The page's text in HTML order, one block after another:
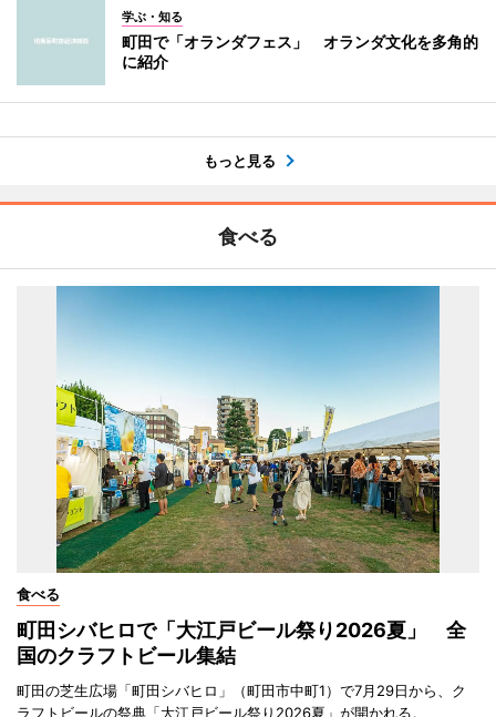
学ぶ・知る
町田で「オランダフェス」 オランダ文化を多角的
に紹介
もっと見る
食べる
食べる
町田シバヒロで「大江戸ビール祭り2026夏」 全
国のクラフトビール集結
町田の芝生広場「町田シバヒロ」（町田市中町1）で7月29日から、ク
ラフトビールの祭典「大江戸ビール祭り2026夏」が開かれる。